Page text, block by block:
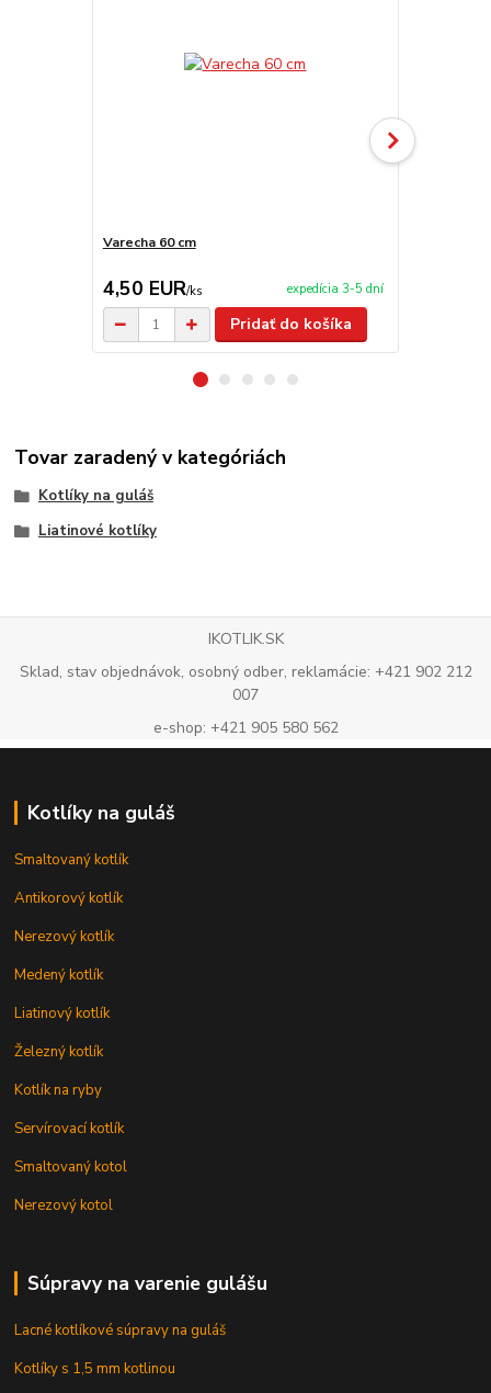
Varecha 60 cm
4,50 EUR/ks expedícia 3-5 dní
Pridať do košíka
Tovar zaradený v kategóriách
Kotlíky na guláš
Liatinové kotlíky
IKOTLIK.SK
Sklad, stav objednávok, osobný odber, reklamácie: +421 902 212
007
e-shop: +421 905 580 562
Kotlíky na guláš
Smaltovaný kotlík
Antikorový kotlík
Nerezový kotlík
Medený kotlík
Liatinový kotlík
Železný kotlík
Kotlík na ryby
Servírovací kotlík
Smaltovaný kotol
Nerezový kotol
Súpravy na varenie gulášu
Lacné kotlíkové súpravy na guláš
Kotlíky s 1,5 mm kotlinou